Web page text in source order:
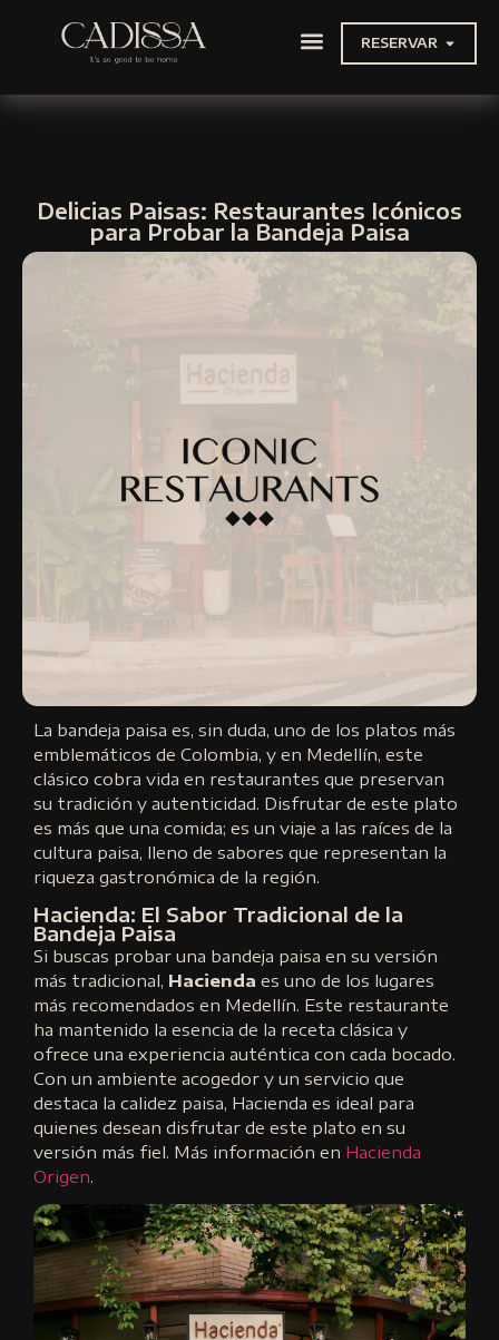
RESERVAR
Delicias Paisas: Restaurantes Icónicos
para Probar la Bandeja Paisa
La bandeja paisa es, sin duda, uno de los platos más
emblemáticos de Colombia, y en Medellín, este
clásico cobra vida en restaurantes que preservan
su tradición y autenticidad. Disfrutar de este plato
es más que una comida; es un viaje a las raíces de la
cultura paisa, lleno de sabores que representan la
riqueza gastronómica de la región.
Hacienda: El Sabor Tradicional de la
Bandeja Paisa
Si buscas probar una bandeja paisa en su versión
más tradicional, Hacienda es uno de los lugares
más recomendados en Medellín. Este restaurante
ha mantenido la esencia de la receta clásica y
ofrece una experiencia auténtica con cada bocado.
Con un ambiente acogedor y un servicio que
destaca la calidez paisa, Hacienda es ideal para
quienes desean disfrutar de este plato en su
versión más fiel. Más información en Hacienda
Origen